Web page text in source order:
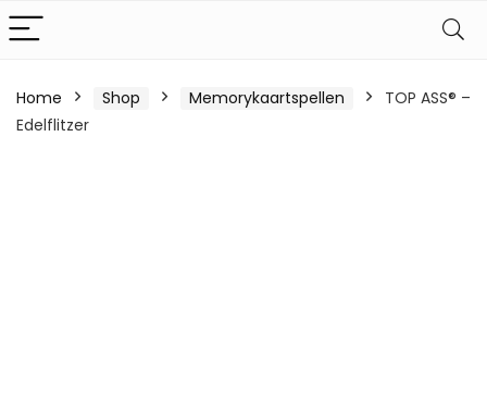
Home Shop Memorykaartspellen
TOP ASS® –
Edelflitzer